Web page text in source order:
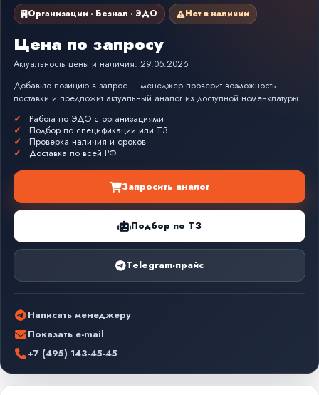
Организации · Безнал · ЭДО Нет в наличии
Цена по запросу
Актуальность цены и наличия: 29.05.2026
Добавьте позицию в запрос — менеджер проверит возможность
поставки и предложит актуальный аналог из доступной номенклатуры.
Работа по ЭДО с организациями
Подбор по спецификации или ТЗ
Проверка наличия и сроков
Доставка по всей РФ
Запросить аналог
Подбор по ТЗ
Telegram-прайс
Написать менеджеру
Показать e-mail
+7 (495) 143-45-45